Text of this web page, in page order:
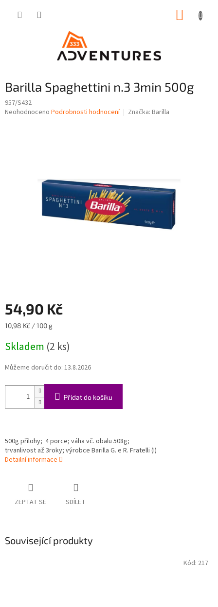
Barilla Spaghettini n.3 3min 500g
957/S432
Průměrné
Neohodnoceno Podrobnosti hodnocení Značka: Barilla
54,90 Kč
Měrná
10,98 Kč / 100 g
Skladem (2 ks)
Můžeme doručit do: 13.8.2026
Přidat do košíku
500g přílohy; 4 porce; váha vč. obalu 508g;
trvanlivost až 3roky; výrobce Barilla G. e R. Fratelli (I)
Detailní informace
ZEPTAT SE SDÍLET
Související produkty
Kód: 217